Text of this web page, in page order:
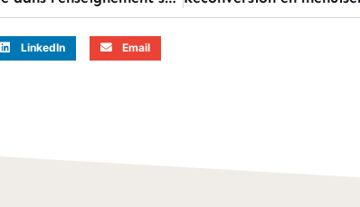
LinkedIn Email